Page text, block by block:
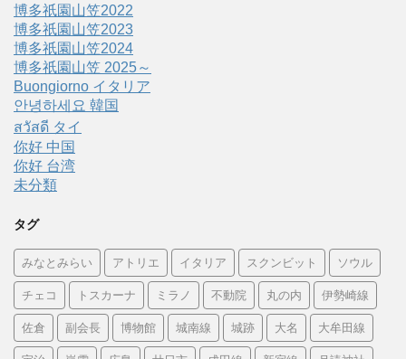
博多祇園山笠2022
博多祇園山笠2023
博多祇園山笠2024
博多祇園山笠 2025～
Buongiorno イタリア
안녕하세요 韓国
สวัสดี タイ
你好 中国
你好 台湾
未分類
タグ
みなとみらい アトリエ イタリア スクンビット ソウル
チェコ トスカーナ ミラノ 不動院 丸の内 伊勢崎線
佐倉 副会長 博物館 城南線 城跡 大名 大牟田線